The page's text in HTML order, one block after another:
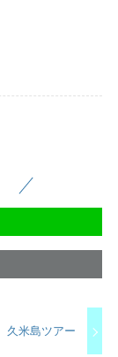
久米島ツアー